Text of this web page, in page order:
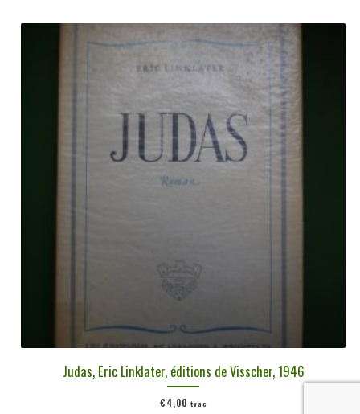
Judas, Eric Linklater, éditions de Visscher, 1946
€4,00 tvac